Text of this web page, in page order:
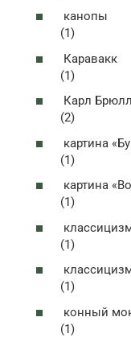
канопы
(1)
Каравакк
(1)
Карл
(2)
картина
(1)
картина
(1)
(1)
(1)
конный
(1)